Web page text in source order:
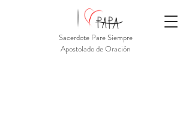
Sacerdote Pare Siempre
Apostolado de Oración